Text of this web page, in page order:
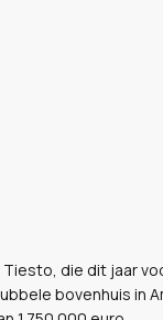
Tiesto, die dit jaar
bovenhuis in